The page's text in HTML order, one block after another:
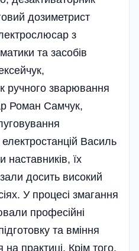
дозиметрист
з
та засобів
ручного зварювання
Роман Самчук,
Василь
їх
досить високий
У процесі змагання
професійні
та вміння
практиці. Крім того,